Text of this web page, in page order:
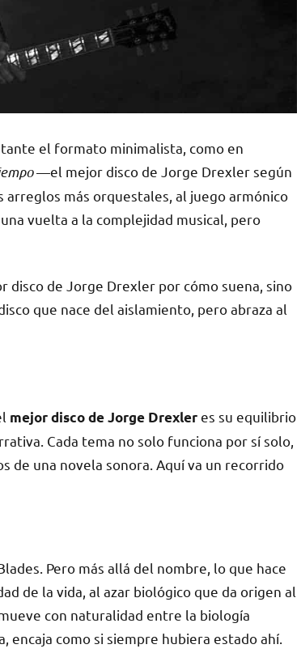
el formato minimalista, como en
—el mejor disco de Jorge Drexler según
más orquestales, al juego armónico
vuelta a la complejidad musical, pero
disco de Jorge Drexler por cómo suena, sino
que nace del aislamiento, pero abraza al
mejor disco de Jorge Drexleres su equilibrio
Cada tema no solo funciona por sí solo,
de una novela sonora. Aquí va un recorrido
Pero más allá del nombre, lo que hace
de la vida, al azar biológico que da origen al
con naturalidad entre la biología
encaja como si siempre hubiera estado ahí.